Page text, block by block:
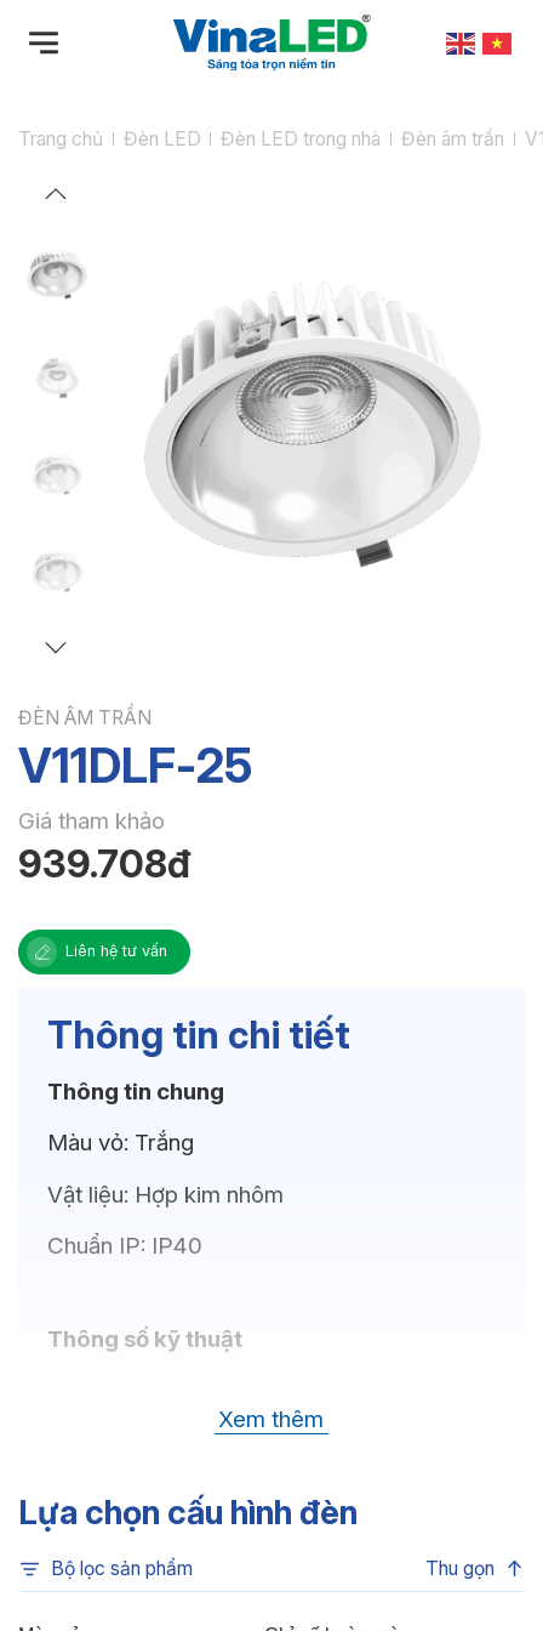
qua
dungTrang chủ Đèn LED Đèn LED trong nhà Đèn âm trần
ĐÈN ÂM TRẦN
V11DLF-25
Giá tham khảo
939.708đ
Liên hệ tư vấn
Thông tin chi tiết
Thông tin chung
Màu vỏ: Trắng
Vật liệu: Hợp kim nhôm
Chuẩn IP: IP40
Thông số kỹ thuật
6500K, 4000K, 3500K,
Chỉ số hoàn màu: CRI80
Quang thông:2750lm(C), 2750lm(N),
Xem thêm
Lựa chọn cấu hình đèn
Bộ lọc sản phẩm Thu gọn